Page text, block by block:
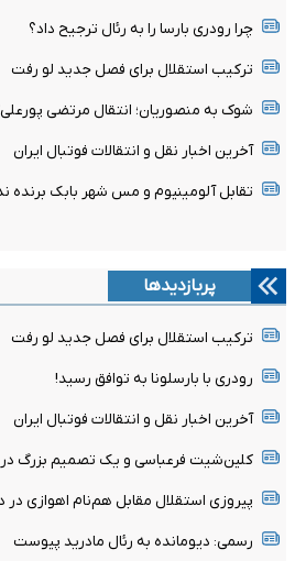
چرا رودری بارسا را به رئال ترجیح داد؟
ترکیب استقلال برای فصل جدید لو رفت
شوک به منصوریان؛ انتقال مرتضی
آخرین اخبار نقل و انتقالات فوتبال ایران
تقابل آلومینیوم و مس شهر بابک برنده
پربازدیدها
ترکیب استقلال برای فصل جدید لو رفت
رودری با بارسلونا به توافق رسید!
آخرین اخبار نقل و انتقالات فوتبال ایران
کلین‌شیت فرعباسی و یک تصمیم بزرگ در
پیروزی استقلال مقابل هم‌نام اهوازی در
رسمی: دیومانده به رئال مادرید پیوست